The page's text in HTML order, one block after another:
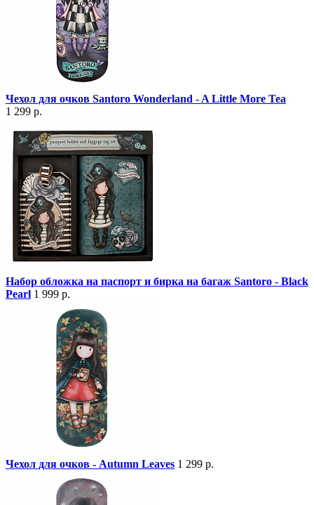
Чехол для очков Santoro Wonderland - A Little More Tea
1 299 р.
Набор обложка на паспорт и бирка на багаж Santoro - Black
Pearl 1 999 р.
Чехол для очков - Autumn Leaves 1 299 р.